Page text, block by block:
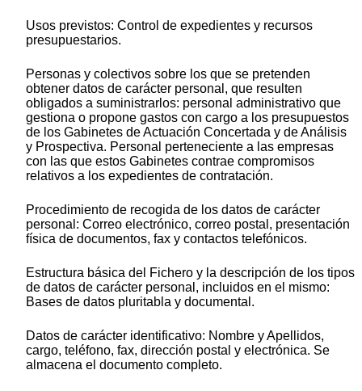
Usos previstos: Control de expedientes y recursos
presupuestarios.
Personas y colectivos sobre los que se pretenden
obtener datos de carácter personal, que resulten
obligados a suministrarlos: personal administrativo que
gestiona o propone gastos con cargo a los presupuestos
de los Gabinetes de Actuación Concertada y de Análisis
y Prospectiva. Personal perteneciente a las empresas
con las que estos Gabinetes contrae compromisos
relativos a los expedientes de contratación.
Procedimiento de recogida de los datos de carácter
personal: Correo electrónico, correo postal, presentación
física de documentos, fax y contactos telefónicos.
Estructura básica del Fichero y la descripción de los tipos
de datos de carácter personal, incluidos en el mismo:
Bases de datos pluritabla y documental.
Datos de carácter identificativo: Nombre y Apellidos,
cargo, teléfono, fax, dirección postal y electrónica. Se
almacena el documento completo.